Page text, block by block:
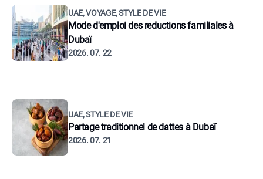
UAE, VOYAGE, STYLE DE VIE
Mode d'emploi des reductions familiales à
Dubaï
2026. 07. 22
UAE, STYLE DE VIE
Partage traditionnel de dattes à Dubaï
2026. 07. 21